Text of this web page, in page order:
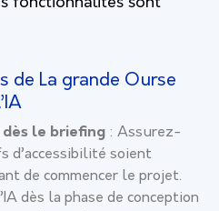
de La grande Ourse
dès le briefing : Assurez-
d’accessibilité soient
de commencer le projet.
dès la phase de conception